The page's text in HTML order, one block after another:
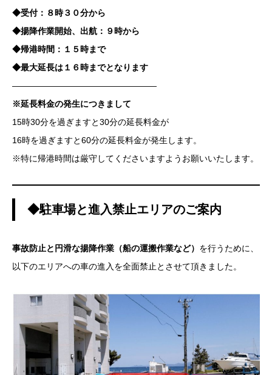
◆受付：８時３０分から
◆揚降作業開始、出航：９時から
◆帰港時間：１５時まで
◆最大延長は１６時までとなります
—————————————————
※延長料金の発生につきまして
15時30分を過ぎますと30分の延長料金が
16時を過ぎますと60分の延長料金が発生します。
※特に帰港時間は厳守してくださいますようお願いいたします。
◆駐車場と進入禁止エリアのご案内
事故防止と円滑な揚降作業（船の運搬作業など） を行うために、
以下のエリアへの車の進入を全面禁止とさせて頂きました。